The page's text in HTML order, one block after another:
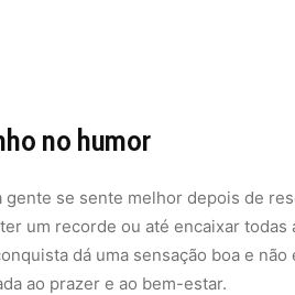
no humor
gente se sente melhor depois de
um recorde ou até encaixar
dá uma sensação boa e
ao prazer e ao bem-estar.